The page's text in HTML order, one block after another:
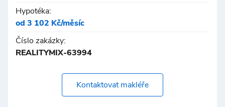
Hypotéka:
od 3 102 Kč/měsíc
Číslo zakázky:
REALITYMIX-63994
Kontaktovat makléře